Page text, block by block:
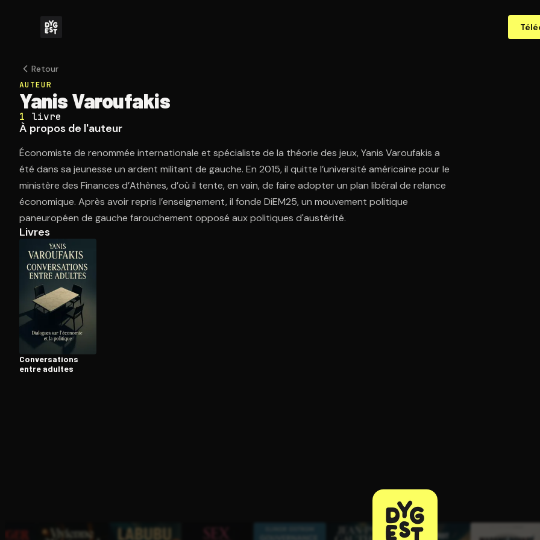
Ouvre l'app Appareil photo, pointe sur le code. C'est gratuit à l'essai.
Retour
AUTEUR
Yanis Varoufakis
1 livre
À propos de l'auteur
Économiste de renommée internationale et spécialiste de la théorie des jeux, Yanis Varoufakis a
été dans sa jeunesse un ardent militant de gauche. En 2015, il quitte l’université américaine pour le
ministère des Finances d’Athènes, d’où il tente, en vain, de faire adopter un plan libéral de relance
économique. Après avoir repris l’enseignement, il fonde DiEM25, un mouvement politique
paneuropéen de gauche farouchement opposé aux politiques d'austérité.
Livres
Conver­sa­tions
entre adultes